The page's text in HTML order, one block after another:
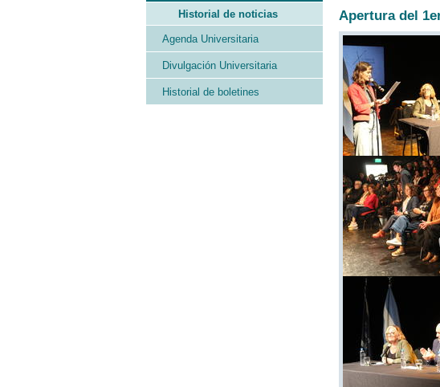
Apertura del
Historial de noticias
Agenda Universitaria
Divulgación Universitaria
Historial de boletines